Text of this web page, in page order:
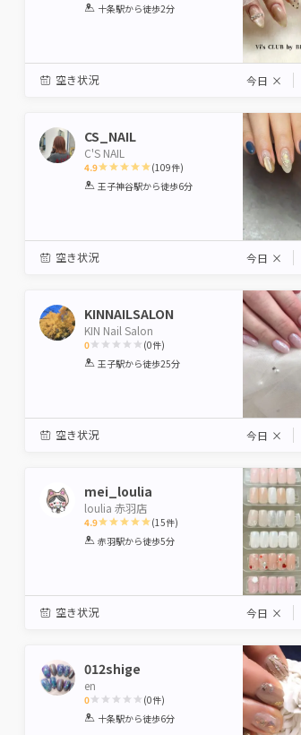
1 2 3 4 5
十条駅から徒歩2分
空き状況 今日 ×
CS_NAIL
C'S NAIL
4.9
1 2 3 4 5
(109件)
王子神谷駅から徒歩6分
空き状況 今日 ×
KINNAILSALON
KIN Nail Salon
0
1 2 3 4 5
(0件)
王子駅から徒歩25分
空き状況 今日 ×
mei_loulia
loulia 赤羽店
4.9
1 2 3 4 5
(15件)
赤羽駅から徒歩5分
空き状況 今日 ×
012shige
en
0
1 2 3 4 5
(0件)
十条駅から徒歩6分